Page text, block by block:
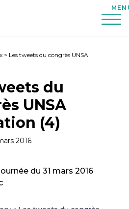
> Les tweets du congrès UNSA
du
UNSA
(4)
2016
du 31 mars 2016